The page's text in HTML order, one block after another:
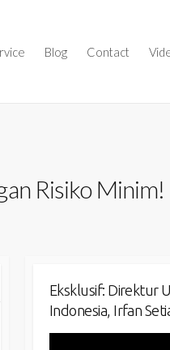
Blog Contact
Risiko Minim!
Eksklusif: Direktur
Indonesia, Irfan